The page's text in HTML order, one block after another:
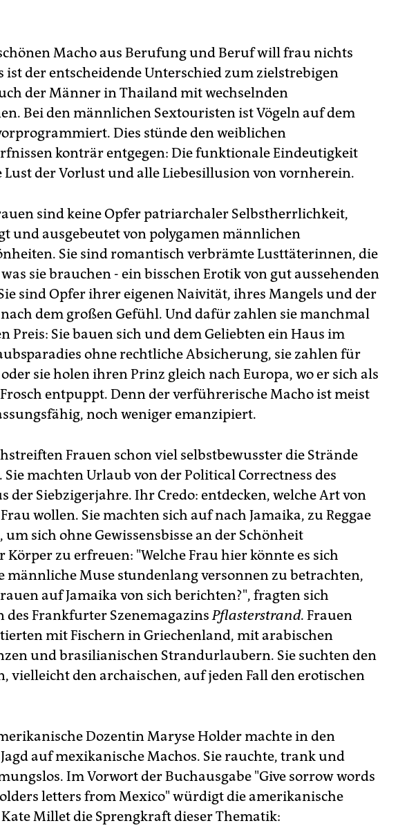
Macho aus Berufung und Beruf will frau nichts
ist der entscheidende Unterschied zum zielstrebigen
der Männer in Thailand mit wechselnden
Bei den männlichen Sextouristen ist Vögeln auf dem
Dies stünde den weiblichen
konträr entgegen: Die funktionale Eindeutigkeit
Lust der Vorlust und alle Liebesillusion von vornherein.
sind keine Opfer patriarchaler Selbstherrlichkeit,
und ausgebeutet von polygamen männlichen
Sie sind romantisch verbrämte Lusttäterinnen, die
sie brauchen - ein bisschen Erotik von gut aussehenden
sind Opfer ihrer eigenen Naivität, ihres Mangels und der
dem großen Gefühl. Und dafür zahlen sie manchmal
Preis: Sie bauen sich und dem Geliebten ein Haus im
ohne rechtliche Absicherung, sie zahlen für
sie holen ihren Prinz gleich nach Europa, wo er sich als
entpuppt. Denn der verführerische Macho ist meist
noch weniger emanzipiert.
Frauen schon viel selbstbewusster die Strände
Sie machten Urlaub von der Political Correctness des
der Siebzigerjahre. Ihr Credo: entdecken, welche Art von
wollen. Sie machten sich auf nach Jamaika, zu Reggae
um sich ohne Gewissensbisse an der Schönheit
zu erfreuen: "Welche Frau hier könnte es sich
männliche Muse stundenlang versonnen zu betrachten,
auf Jamaika von sich berichten?", fragten sich
des Frankfurter SzenemagazinsPflasterstrand. Frauen
mit Fischern in Griechenland, mit arabischen
und brasilianischen Strandurlaubern. Sie suchten den
vielleicht den archaischen, auf jeden Fall den erotischen
Dozentin Maryse Holder machte in den
auf mexikanische Machos. Sie rauchte, trank und
Im Vorwort der Buchausgabe "Give sorrow words
letters from Mexico" würdigt die amerikanische
Millet die Sprengkraft dieser Thematik: